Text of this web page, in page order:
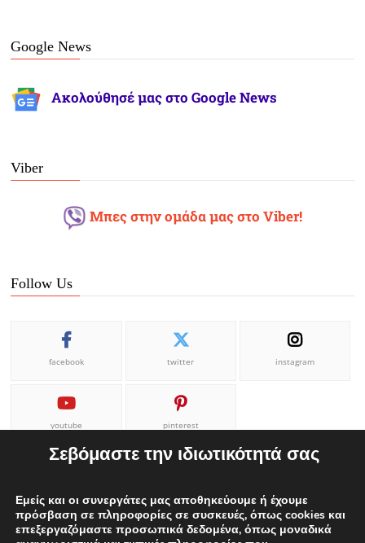
Google News
Ακολούθησέ μας στο Google News
Viber
Μπες στην ομάδα μας στο Viber!
Follow Us
facebook twitter instagram
youtube pinterest
Σεβόμαστε την ιδιωτικότητά σας
Εμείς και οι συνεργάτες μας αποθηκεύουμε ή έχουμε
πρόσβαση σε πληροφορίες σε συσκευές, όπως cookies και
επεξεργαζόμαστε προσωπικά δεδομένα, όπως μοναδικά